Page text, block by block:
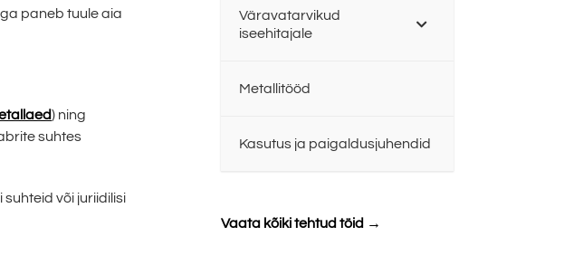
paneb tuule aia
) ning
suhtes
või juriidilisi
Väravatarvikud
iseehitajale
Metallitööd
Kasutus ja paigaldusjuhendid
Vaata kõiki tehtud töid →